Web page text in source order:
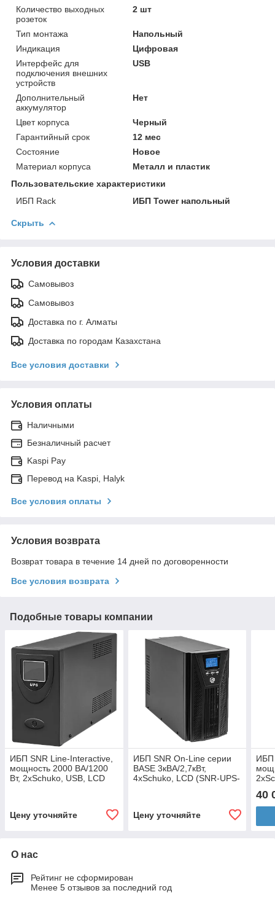
Количество выходных
розеток
2 шт
Тип монтажа
Напольный
Индикация
Цифровая
Интерфейс для
подключения внешних
устройств
USB
Дополнительный
аккумулятор
Нет
Цвет корпуса
Черный
Гарантийный срок
12 мес
Состояние
Новое
Материал корпуса
Металл и пластик
Пользовательские характеристики
ИБП Rack
ИБП Tower напольный
Скрыть
Условия доставки
Самовывоз
Самовывоз
Доставка по г. Алматы
Доставка по городам Казахстана
Все условия доставки
Условия оплаты
Наличными
Безналичный расчет
Kaspi Pay
Перевод на Kaspi, Halyk
Все условия оплаты
Условия возврата
Возврат товара в течение 14 дней по договоренности
Все условия возврата
Подобные товары компании
ИБП SNR Line-Interactive,
мощность 2000 ВА/1200
Вт, 2xSchuko, USB, LCD
Цену уточняйте
ИБП SNR On-Line серии
BASE 3кВА/2,7кВт,
4xSchuko, LCD (SNR-UPS-
Цену уточняйте
ИБП
40
О нас
Рейтинг не сформирован
Менее 5 отзывов за последний год